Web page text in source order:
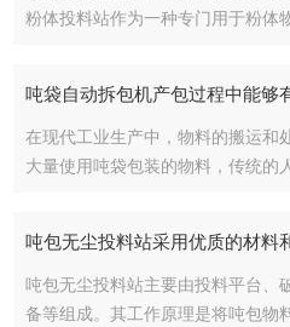
粉体投料站作为一种专门用于粉体
料站的原理：1....
在现代工业生产中，物料的搬运和
大量使用吨袋包装的物料，传统的
的特点：1.高效...
吨包无尘投料站主要由投料平台、
备等组成。其工作原理是将吨包物